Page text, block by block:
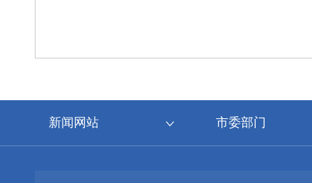
新闻网站 市委部门